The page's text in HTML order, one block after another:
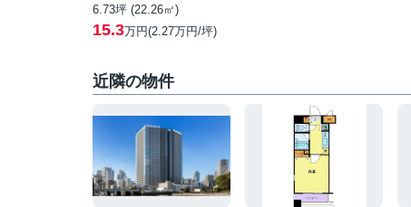
6.73坪 (22.26㎡)
15.3万円(2.27万円/坪)
近隣の物件